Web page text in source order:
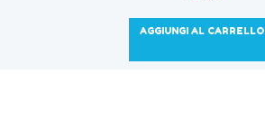
AGGIUNGI AL CARRELLO